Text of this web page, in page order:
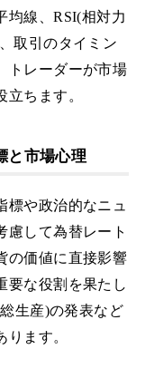
均線、RSI(相対力
取引のタイミン
トレーダーが市場
ちます。
と市場心理
標や政治的なニュ
慮して為替レート
の価値に直接影響
要な役割を果たし
生産)の発表など
ます。